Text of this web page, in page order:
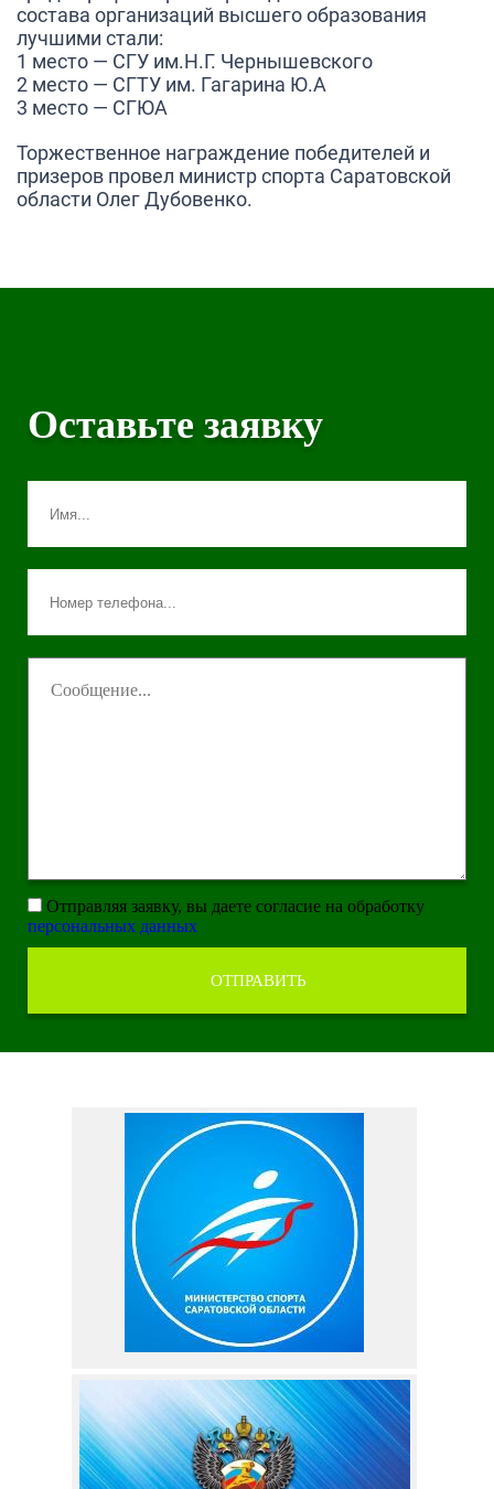
состава организаций высшего образования
лучшими стали:
1 место — СГУ им.Н.Г. Чернышевского
2 место — СГТУ им. Гагарина Ю.А
3 место — СГЮА
Торжественное награждение победителей и
призеров провел министр спорта Саратовской
области Олег Дубовенко.
Оставьте заявку
Отправляя заявку, вы даете согласие на обработку
персональных данных